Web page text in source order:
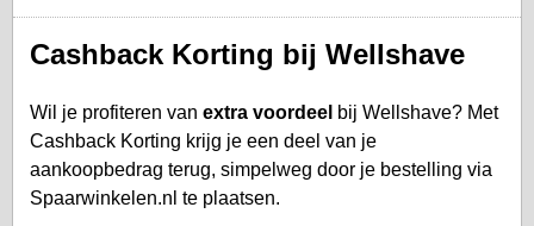
Cashback Korting bij Wellshave
Wil je profiteren van extra voordeel bij Wellshave? Met
Cashback Korting krijg je een deel van je
aankoopbedrag terug, simpelweg door je bestelling via
Spaarwinkelen.nl te plaatsen.